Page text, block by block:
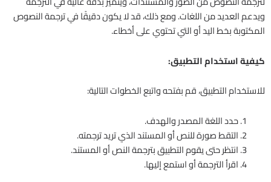
ويدعم العديد من اللغات. ومع ذلك، قد لا يكون دقيقًا في ترجمة النصوص
المكتوبة بخط اليد أو التي تحتوي على أخطاء.
كيفية استخدام التطبيق:
للاستخدام التطبيق، قم بفتحه واتبع الخطوات التالية:
حدد اللغة المصدر والهدف.
التقط صورة للنص أو المستند الذي تريد ترجمته.
انتظر حتى يقوم التطبيق بترجمة النص أو المستند.
اقرأ الترجمة أو استمع إليها.